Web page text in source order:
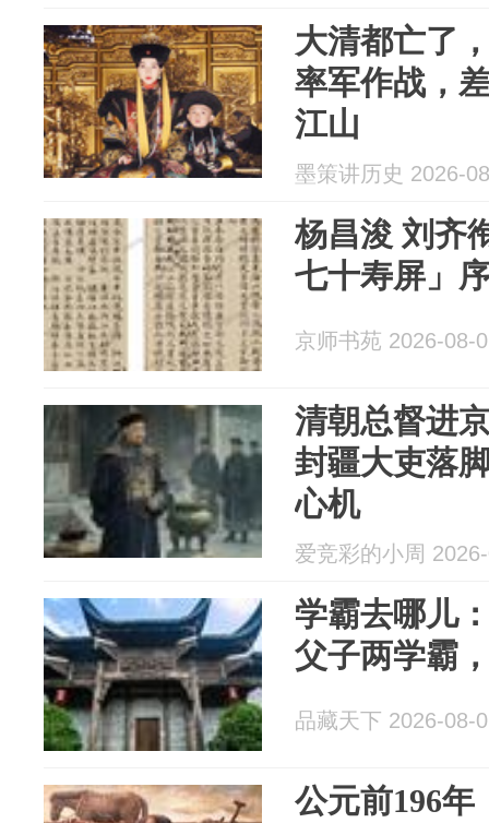
大清都亡了
率军作战，
江山
墨策讲历史 2026-
杨昌浚 刘齐
七十寿屏」
京师书苑 2026-08-
清朝总督进
封疆大吏落
心机
爱竞彩的小周
学霸去哪儿
父子两学霸
品藏天下 2026-08-
公元前196年